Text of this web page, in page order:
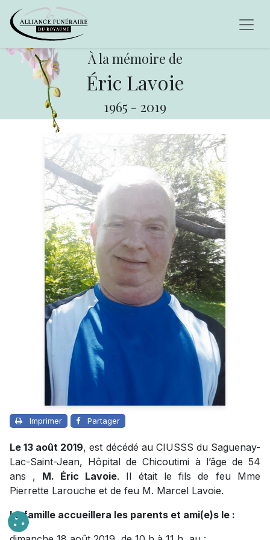
À la mémoire de
Éric Lavoie
1965 - 2019
Imprimer Partager
Le 13 août 2019, est décédé au CIUSSS du Saguenay-
Lac-Saint-Jean, Hôpital de Chicoutimi à l’âge de 54
ans , M. Éric Lavoie. Il était le fils de feu Mme
Pierrette Larouche et de feu M. Marcel Lavoie.
La famille accueillera les parents et ami(e)s le :